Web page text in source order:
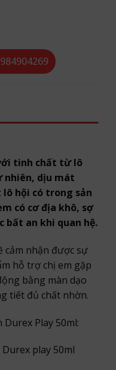
tinh chất từ lô
nhiên, dịu mát
hội có trong sản
có cơ địa khô, sợ
bất an khi quan hệ.
cảm nhận được sự
hỗ trợ chị em gặp
bằng màn dạo
tiết đủ chất nhờn.
Play 50ml:
play 50ml